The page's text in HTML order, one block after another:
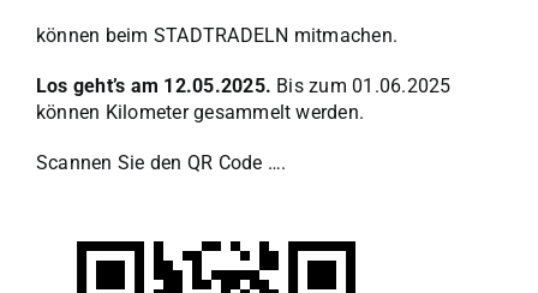
können beim STADTRADELN mitmachen.
Los geht’s am 12.05.2025. Bis zum 01.06.2025
können Kilometer gesammelt werden.
Scannen Sie den QR Code ….